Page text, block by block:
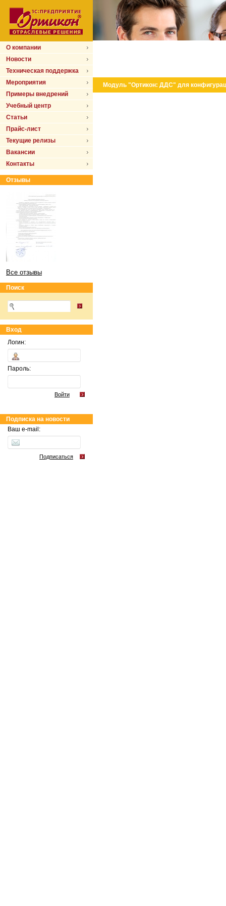
О компании
Новости
Техническая поддержка
Мероприятия
Примеры внедрений
Учебный центр
Статьи
Прайс-лист
Текущие релизы
Вакансии
Контакты
Отзывы
Все отзывы
Поиск
Вход
Логин:
Пароль:
Войти
Подписка на новости
Ваш e-mail:
Подписаться
Модуль "Ортикон: ДДС" для